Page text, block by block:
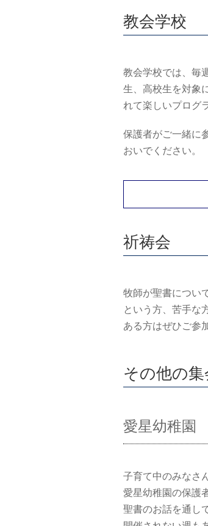
教会学校
教会学校では、毎
生、高校生を対象
れて楽しいプログ
保護者がご一緒に
おいでください。
祈祷会
牧師が聖書につい
という方、苦手な
ある方はぜひご参
その他の集
愛星幼稚園
子育て中のみなさ
愛星幼稚園の保護
聖書のお話を通し